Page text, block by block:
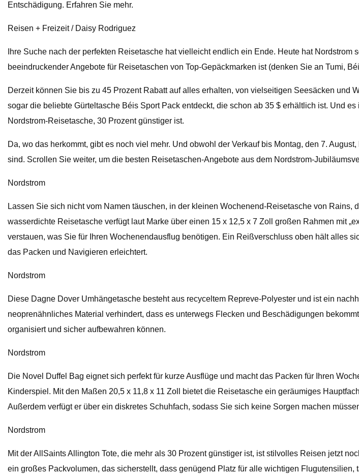
Entschädigung. Erfahren Sie mehr.
Reisen + Freizeit / Daisy Rodriguez
Ihre Suche nach der perfekten Reisetasche hat vielleicht endlich ein Ende. Heute hat
beeindruckender Angebote für Reisetaschen von Top-Gepäckmarken ist (denken Sie an Tumi,
Derzeit können Sie bis zu 45 Prozent Rabatt auf alles erhalten, von vielseitigen Seesäcken
sogar die beliebte Gürteltasche Béis Sport Pack entdeckt, die schon ab 35 $ erhältlich ist. Und
Nordstrom-Reisetasche, 30 Prozent günstiger ist.
Da, wo das herkommt, gibt es noch viel mehr. Und obwohl der Verkauf bis Montag, den 7.
sind. Scrollen Sie weiter, um die besten Reisetaschen-Angebote aus dem Nordstrom-
Nordstrom
Lassen Sie sich nicht vom Namen täuschen, in der kleinen Wochenend-Reisetasche von
wasserdichte Reisetasche verfügt laut Marke über einen 15 x 12,5 x 7 Zoll großen Rahmen mit
verstauen, was Sie für Ihren Wochenendausflug benötigen. Ein Reißverschluss oben hält alles
das Packen und Navigieren erleichtert.
Nordstrom
Diese Dagne Dover Umhängetasche besteht aus recyceltem Repreve-Polyester und ist ein
neoprenähnliches Material verhindert, dass es unterwegs Flecken und Beschädigungen
organisiert und sicher aufbewahren können.
Nordstrom
Die Novel Duffel Bag eignet sich perfekt für kurze Ausflüge und macht das Packen für Ihren
Kinderspiel. Mit den Maßen 20,5 x 11,8 x 11 Zoll bietet die Reisetasche ein geräumiges
Außerdem verfügt er über ein diskretes Schuhfach, sodass Sie sich keine Sorgen machen
Nordstrom
Mit der AllSaints Allington Tote, die mehr als 30 Prozent günstiger ist, ist stilvolles Reisen jetzt
ein großes Packvolumen, das sicherstellt, dass genügend Platz für alle wichtigen